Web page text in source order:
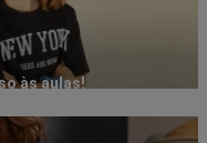
às aulas!